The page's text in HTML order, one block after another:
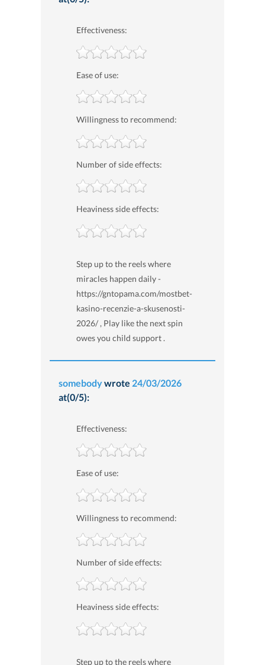
Effectiveness:
Ease of use:
Willingness to recommend:
Number of side effects:
Heaviness side effects:
Step up to the reels where
miracles happen daily -
https://gntopama.com/mostbet-
kasino-recenzie-a-skusenosti-
2026/ , Play like the next spin
owes you child support .
somebodywrote 24/03/2026
at(0/5):
Effectiveness:
Ease of use:
Willingness to recommend:
Number of side effects:
Heaviness side effects:
Step up to the reels where